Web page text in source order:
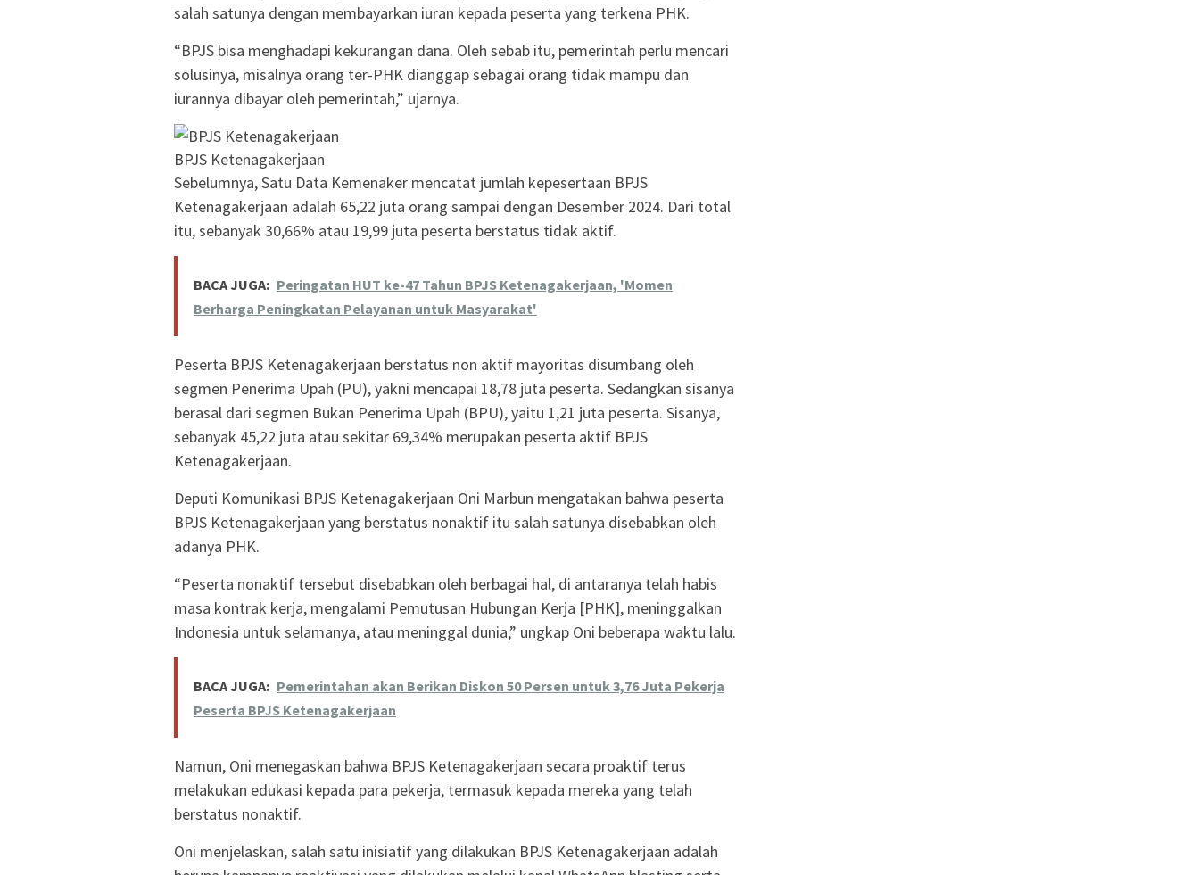
salah satunya dengan membayarkan iuran kepada peserta yang terkena PHK.
“BPJS bisa menghadapi kekurangan dana. Oleh sebab itu, pemerintah perlu mencari
solusinya, misalnya orang ter-PHK dianggap sebagai orang tidak mampu dan
iurannya dibayar oleh pemerintah,” ujarnya.
BPJS Ketenagakerjaan
Sebelumnya, Satu Data Kemenaker mencatat jumlah kepesertaan BPJS
Ketenagakerjaan adalah 65,22 juta orang sampai dengan Desember 2024. Dari total
itu, sebanyak 30,66% atau 19,99 juta peserta berstatus tidak aktif.
BACA JUGA: Peringatan HUT ke-47 Tahun BPJS Ketenagakerjaan, 'Momen
Berharga Peningkatan Pelayanan untuk Masyarakat'
Peserta BPJS Ketenagakerjaan berstatus non aktif mayoritas disumbang oleh
segmen Penerima Upah (PU), yakni mencapai 18,78 juta peserta. Sedangkan sisanya
berasal dari segmen Bukan Penerima Upah (BPU), yaitu 1,21 juta peserta. Sisanya,
sebanyak 45,22 juta atau sekitar 69,34% merupakan peserta aktif BPJS
Ketenagakerjaan.
Deputi Komunikasi BPJS Ketenagakerjaan Oni Marbun mengatakan bahwa peserta
BPJS Ketenagakerjaan yang berstatus nonaktif itu salah satunya disebabkan oleh
adanya PHK.
“Peserta nonaktif tersebut disebabkan oleh berbagai hal, di antaranya telah habis
masa kontrak kerja, mengalami Pemutusan Hubungan Kerja [PHK], meninggalkan
Indonesia untuk selamanya, atau meninggal dunia,” ungkap Oni beberapa waktu lalu.
BACA JUGA: Pemerintahan akan Berikan Diskon 50 Persen untuk 3,76 Juta Pekerja
Peserta BPJS Ketenagakerjaan
Namun, Oni menegaskan bahwa BPJS Ketenagakerjaan secara proaktif terus
melakukan edukasi kepada para pekerja, termasuk kepada mereka yang telah
berstatus nonaktif.
Oni menjelaskan, salah satu inisiatif yang dilakukan BPJS Ketenagakerjaan adalah